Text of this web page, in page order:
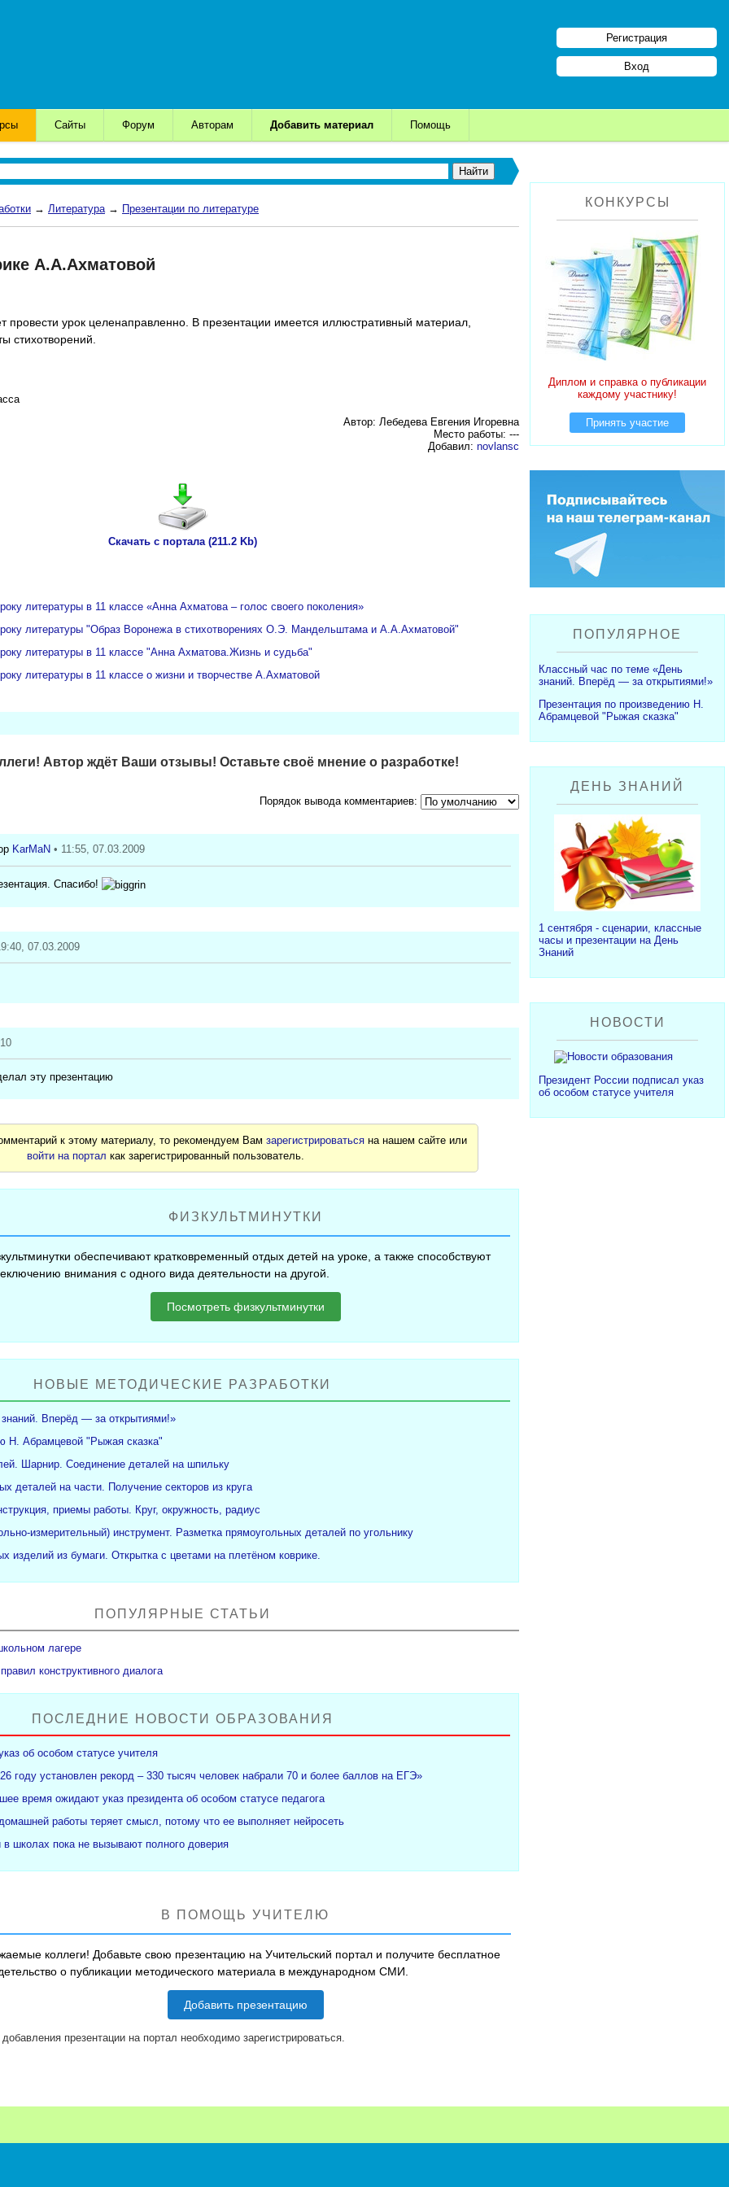
Регистрация
Вход
Сайты Форум Авторам Добавить материал Помощь
→ Литература→ Презентации по литературе
А.А.Ахматовой
провести урок целенаправленно. В презентации имеется иллюстративный материал,
стихотворений.
Автор: Лебедева Евгения Игоревна
Место работы: ---
Добавил: novlansc
Скачать с портала (211.2 Kb)
литературы в 11 классе «Анна Ахматова – голос своего поколения»
литературы "Образ Воронежа в стихотворениях О.Э. Мандельштама и А.А.Ахматовой"
литературы в 11 классе "Анна Ахматова.Жизнь и судьба"
литературы в 11 классе о жизни и творчестве А.Ахматовой
Автор ждёт Ваши отзывы! Оставьте своё мнение о разработке!
Порядок вывода комментариев:
KarMaN • 11:55, 07.03.2009
Спасибо!
07.03.2009
эту презентацию
к этому материалу, то рекомендуем Вамзарегистрироваться на нашем сайте или
войти на портал как зарегистрированный пользователь.
ФИЗКУЛЬТМИНУТКИ
обеспечивают кратковременный отдых детей на уроке, а также способствуют
внимания с одного вида деятельности на другой.
Посмотреть физкультминутки
НОВЫЕ МЕТОДИЧЕСКИЕ РАЗРАБОТКИ
Вперёд — за открытиями!»
Н. Абрамцевой "Рыжая сказка"
Шарнир. Соединение деталей на шпильку
деталей на части. Получение секторов из круга
приемы работы. Круг, окружность, радиус
измерительный) инструмент. Разметка прямоугольных деталей по угольнику
изделий из бумаги. Открытка с цветами на плетёном коврике.
ПОПУЛЯРНЫЕ СТАТЬИ
лагере
конструктивного диалога
ПОСЛЕДНИЕ НОВОСТИ ОБРАЗОВАНИЯ
об особом статусе учителя
году установлен рекорд – 330 тысяч человек набрали 70 и более баллов на ЕГЭ»
время ожидают указ президента об особом статусе педагога
работы теряет смысл, потому что ее выполняет нейросеть
в школах пока не вызывают полного доверия
В ПОМОЩЬ УЧИТЕЛЮ
коллеги! Добавьте свою презентацию на Учительский портал и получите бесплатное
о публикации методического материала в международном СМИ.
Добавить презентацию
презентации на портал необходимо зарегистрироваться.
КОНКУРСЫ
Диплом и справка о публикации
каждому участнику!
Принять участие
ПОПУЛЯРНОЕ
Классный час по теме «День
знаний. Вперёд — за открытиями!»
Презентация по произведению Н.
Абрамцевой "Рыжая сказка"
ДЕНЬ ЗНАНИЙ
1 сентября - сценарии, классные
часы и презентации на День
Знаний
НОВОСТИ
Президент России подписал указ
об особом статусе учителя